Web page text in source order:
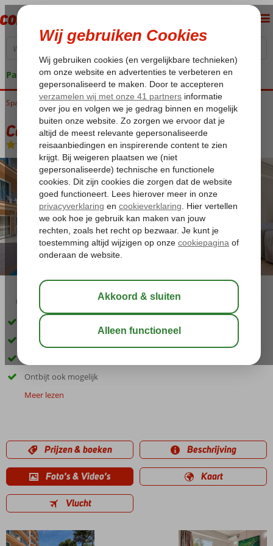
Pakketgarantie
Home
Spanje Balearen Mallorca El Arenal Costa Mediterraneo
Costa Mediterraneo
Logies-Hotel
02:30 aug 30°C
Op ca. 300 meter van El Arenal
Het strand ligt op ca. 500 meter
Ontbijt ook mogelijk
Meer lezen
Prijzen & boeken Beschrijving
Foto's & Video's Kaart
Vlucht